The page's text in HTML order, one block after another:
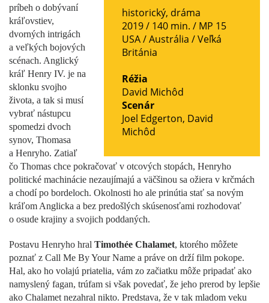
historický, dráma
2019 / 140 min. / MP 15
USA/Austrália /Veľká
Británia
Réžia
David Michôd
Scenár
Joel Edgerton, David
Michôd
príbeh o dobývaní
kráľovstiev,
dvorných intrigách
a veľkých bojových
scénach. Anglický
kráľ Henry IV. je na
sklonku svojho
života, a tak si musí
vybrať nástupcu
spomedzi dvoch
synov, Thomasa
a Henryho. Zatiaľ
čo Thomas chce pokračovať v otcových stopách, Henryho
politické machinácie nezaujímajú a väčšinou sa ožiera v krčmách
a chodí po bordeloch. Okolnosti ho ale prinútia stať sa novým
kráľom Anglicka a bez predošlých skúsenosťami rozhodovať
o osude krajiny a svojich poddaných.
Postavu Henryho hral Timothée Chalamet, ktorého môžete
poznať z Call Me By Your Name a práve on drží film pokope.
Hal, ako ho volajú priatelia, vám zo začiatku môže pripadať ako
namyslený fagan, trúfam si však povedať, že jeho prerod by lepšie
ako Chalamet nezahral nikto. Predstava, že v tak mladom veku